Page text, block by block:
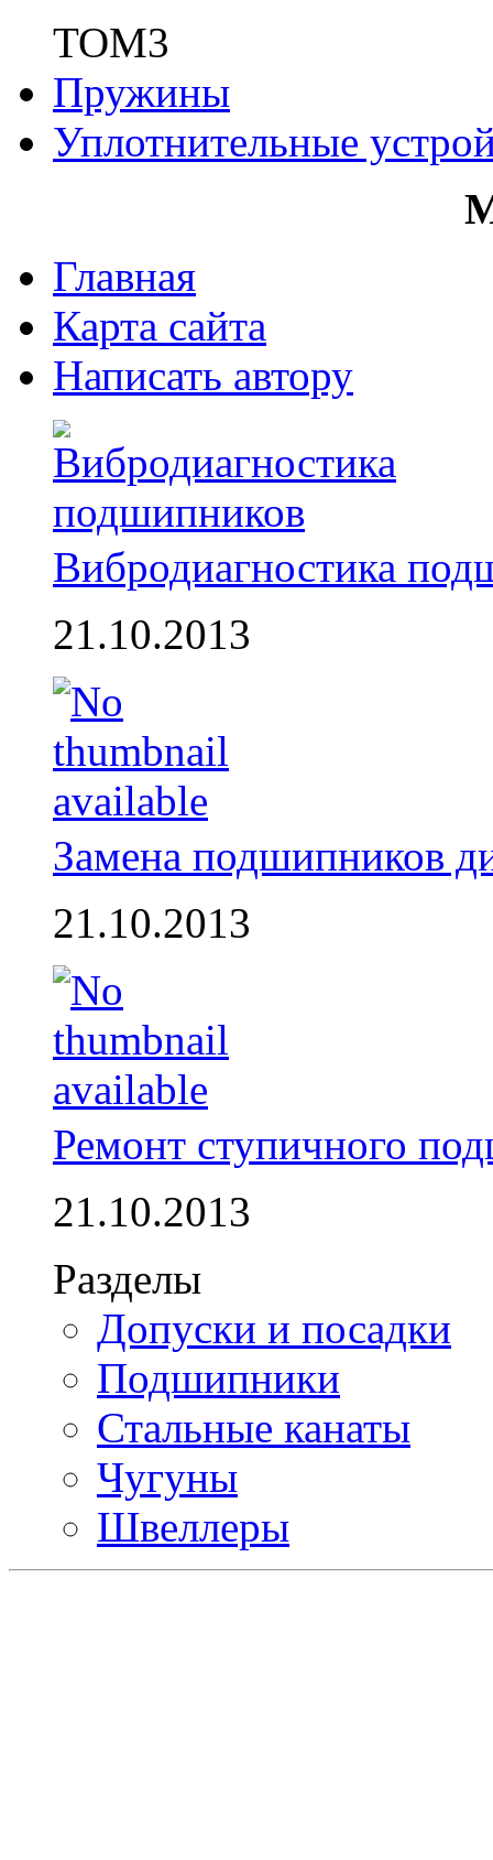
ТОМ3
Пружины
Уплотнительные
Главная
Карта сайта
Написать автору
Вибродиагностика
21.10.2013
Замена подшипников
21.10.2013
Ремонт ступичного
21.10.2013
Разделы
Допуски и посадки
Подшипники
Стальные канаты
Чугуны
Швеллеры